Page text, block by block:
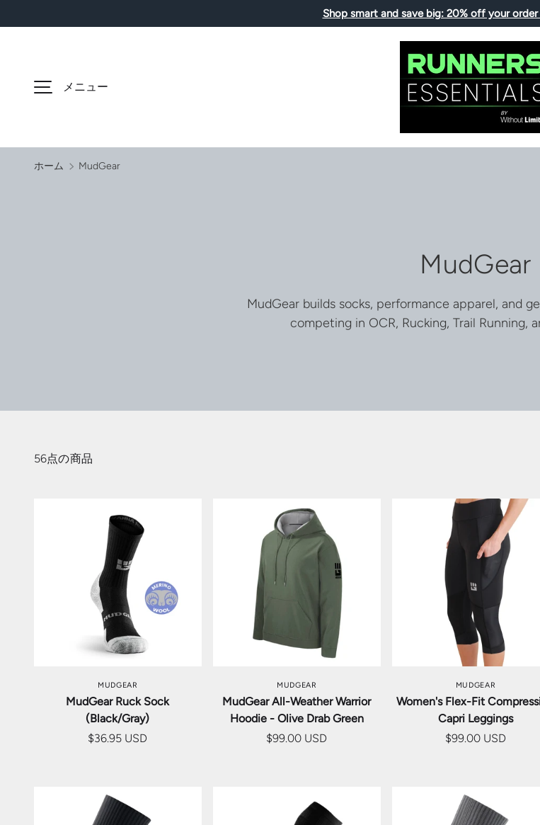
Shop smart and save big: 20% off your
メニュー
MudGear
MudGear builds socks, performance apparel, and
competing in OCR, Rucking, Trail Running,
ホーム MudGear
56点の商品
MUDGEAR
MudGear Ruck Sock
(Black/Gray)
$36.95 USD
オプションを選択
MUDGEAR
MudGear All-Weather Warrior
Hoodie - Olive Drab Green
$99.00 USD
オプションを選択
MUDGEAR
Women's Flex-Fit
Capri Leggings
$99.00 USD
オプションを選択